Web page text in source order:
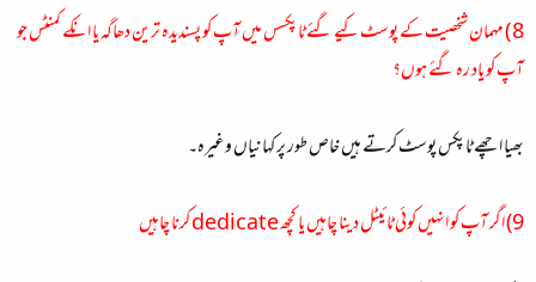
8 ) مہمان شخصیت کے پوسٹ کیے گئے ٹاپکسس میں آپ کو پسندیدہ ترین دھاگہ یا انکے کمنٹس جو
آپ کو یاد رہ گئے ہوں؟
بھیا اچھے ٹاپکس پوسٹ کرتے ہیں خاص طور پر کہانیاں وغیرہ۔
9) اگر آپ کو انہیں کوئی ٹائیٹل دینا چاہیں یا کچھ dedicate کرنا چاہیں